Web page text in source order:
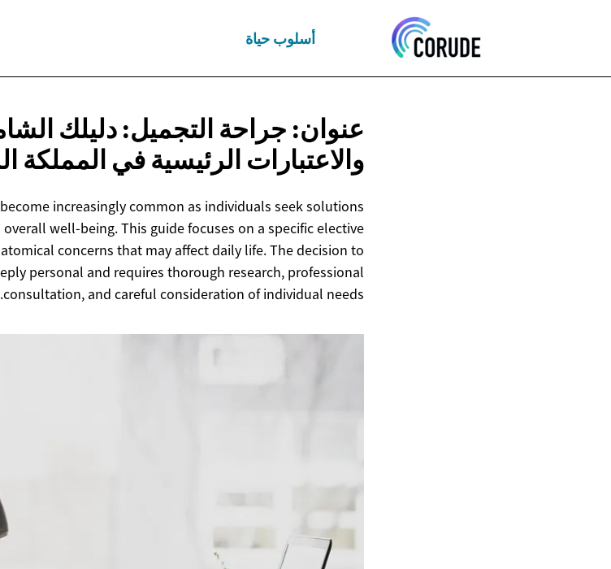
أسلوب حياة
عنوان: جراحة التجميل: دليلك
والاعتبارات الرئيسية في المملكة
increasingly common as individuals seek solutions
well-being. This guide focuses on a specific elective
concerns that may affect daily life. The decision to
personal and requires thorough research, professional
consultation, and careful consideration of individual needs.